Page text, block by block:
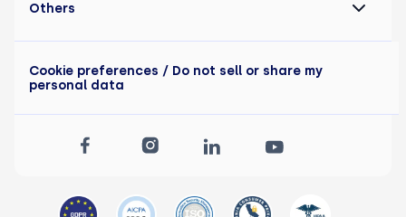
Others
Cookie preferences / Do not sell or share my
personal data